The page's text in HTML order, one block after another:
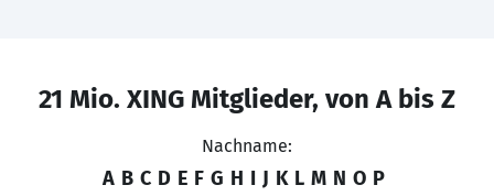
21 Mio. XING Mitglieder, von A bis Z
Nachname:
A B C D E F G H I J K L M N O P